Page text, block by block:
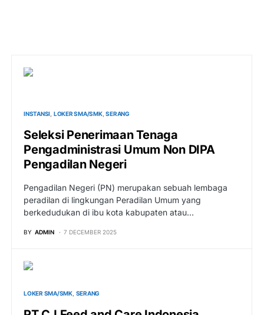
INSTANSI LOKER SMA/SMK SERANG
Seleksi Penerimaan Tenaga
Pengadministrasi Umum Non DIPA
Pengadilan Negeri
Pengadilan Negeri (PN) merupakan sebuah lembaga
peradilan di lingkungan Peradilan Umum yang
berkedudukan di ibu kota kabupaten atau…
BY ADMIN 7 DECEMBER 2025
LOKER SMA/SMK SERANG